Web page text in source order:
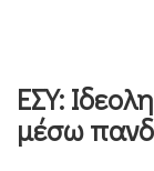
ΕΣΥ:
μέσω